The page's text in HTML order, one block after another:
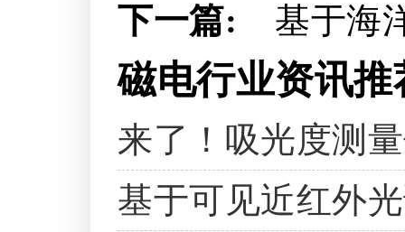
下一篇:
基于海
磁电行业资讯推
来了！吸光度测
基于可见近红外